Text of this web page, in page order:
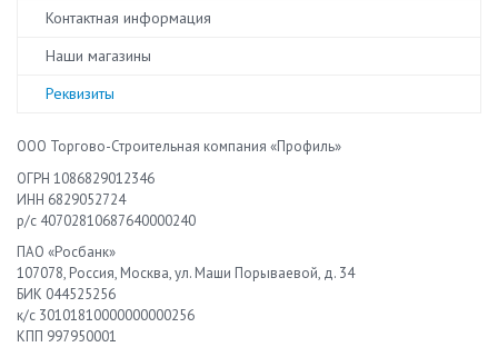
Контактная информация
Наши магазины
Реквизиты
ООО Торгово-Строительная компания «Профиль»
ОГРН 1086829012346
ИНН 6829052724
р/с 40702810687640000240
ПАО «Росбанк»
107078, Россия, Москва, ул. Маши Порываевой, д. 34
БИК 044525256
к/с 30101810000000000256
КПП 997950001